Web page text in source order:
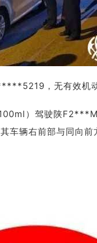
，无有效机动
）驾驶陕
车辆右前部与同向